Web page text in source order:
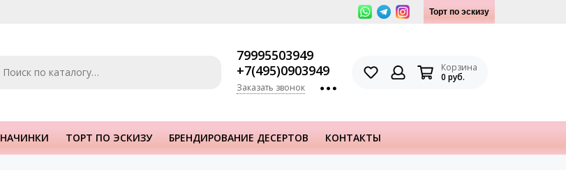
Торт по эскизу
79995503949
+7(495)0903949
Заказать звонок
Корзина
0 руб.
НАЧИНКИ ТОРТ ПО ЭСКИЗУ БРЕНДИРОВАНИЕ ДЕСЕРТОВ КОНТАКТЫ